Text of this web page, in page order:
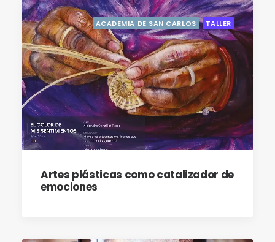
ACADEMIA DE SAN CARLOS TALLER
Artes plásticas como catalizador de
emociones